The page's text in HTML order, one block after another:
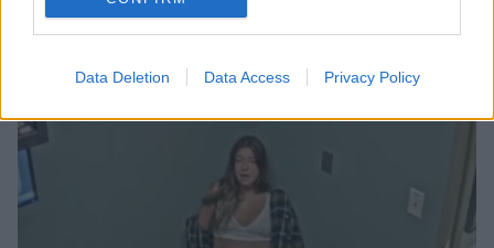
Data Deletion Data Access Privacy Policy